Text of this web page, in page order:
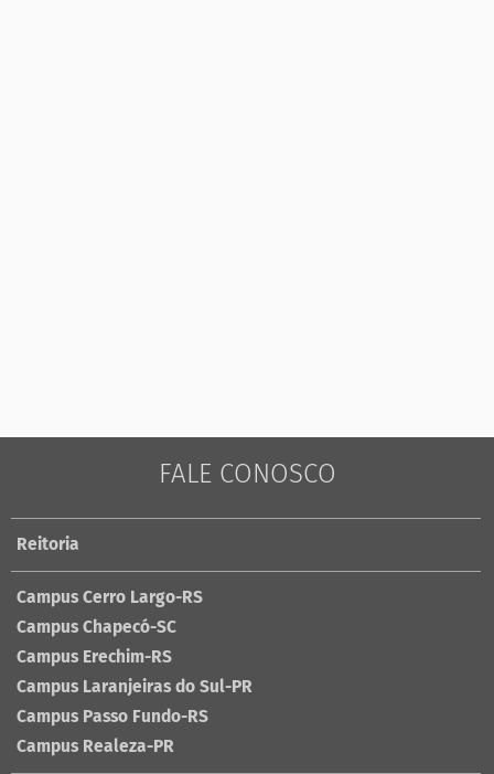
FALE CONOSCO
Reitoria
Campus Cerro Largo-RS
Campus Chapecó-SC
Campus Erechim-RS
Campus Laranjeiras do Sul-PR
Campus Passo Fundo-RS
Campus Realeza-PR